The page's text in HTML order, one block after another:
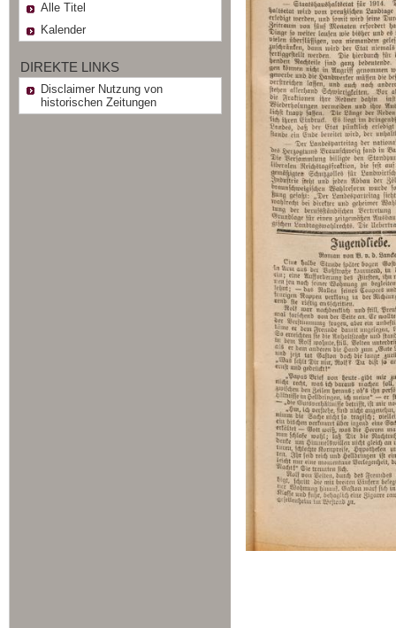
Alle Titel
Kalender
DIREKTE LINKS
Disclaimer Nutzung von
historischen Zeitungen